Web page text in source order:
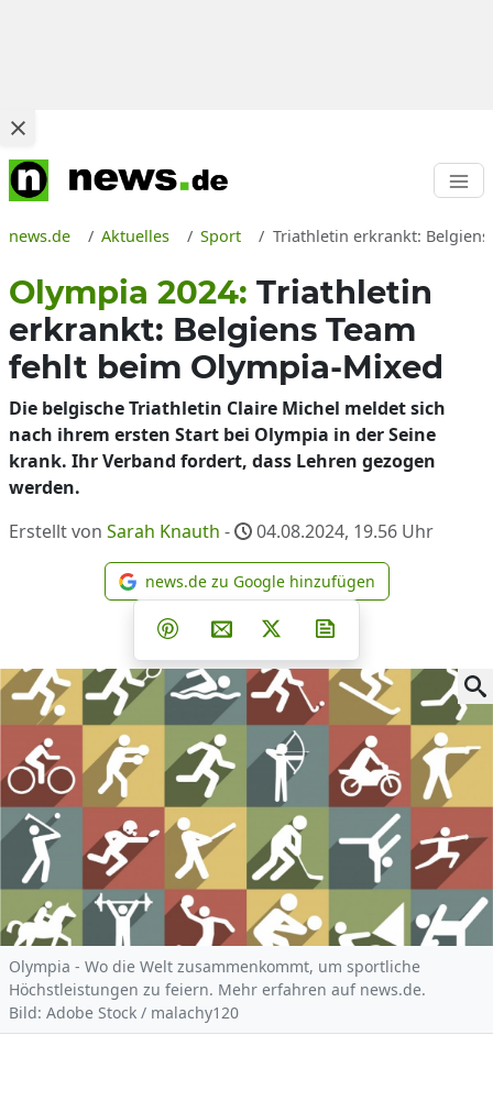
news.de Aktuelles Sport Triathletin erkrankt:
Olympia 2024: Triathletin
erkrankt: Belgiens Team
fehlt beim Olympia-Mixed
Die belgische Triathletin Claire Michel meldet sich
nach ihrem ersten Start bei Olympia in der Seine
krank. Ihr Verband fordert, dass Lehren gezogen
werden.
Erstellt von Sarah Knauth - 04.08.2024, 19.56 Uhr
news.de zu Google
news.de zu Google hinzufügen
Teilen auf Facebook
Teilen auf Whatsapp
Teilen auf Telegram
Teilen auf Pinterest
Per E-Mail teilen
Post auf X
Olympia - Wo die Welt zusammenkommt, um sportliche
Höchstleistungen zu feiern. Mehr erfahren auf news.de.
Bild: Adobe Stock / malachy120